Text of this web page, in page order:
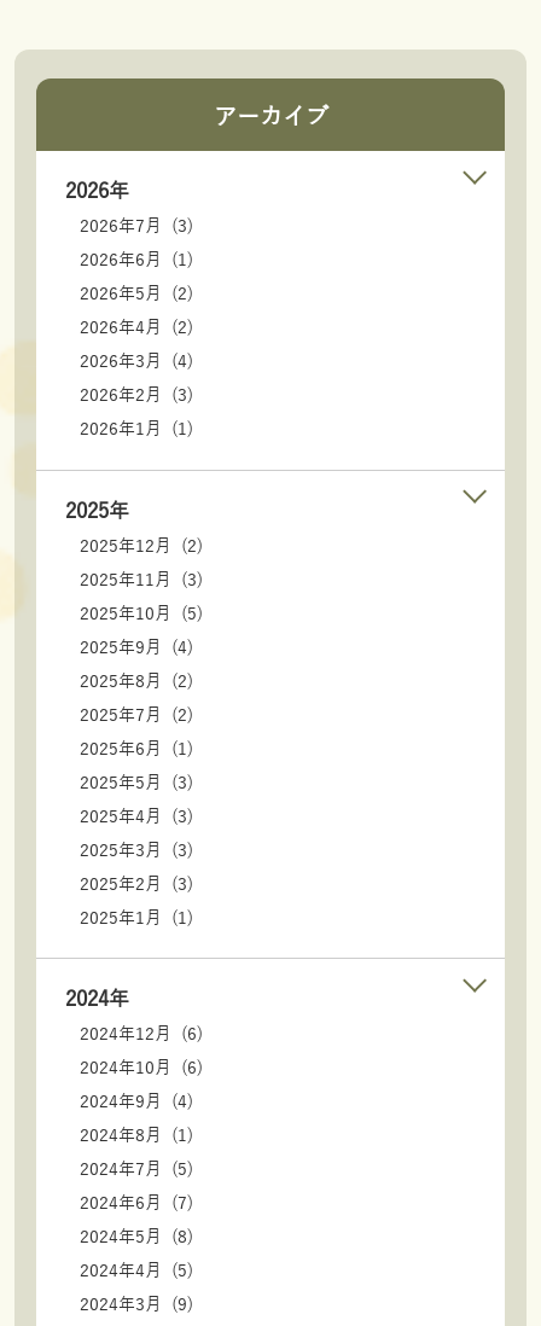
アーカイブ
2026年
2026年7月 (3)
2026年6月 (1)
2026年5月 (2)
2026年4月 (2)
2026年3月 (4)
2026年2月 (3)
2026年1月 (1)
2025年
2025年12月 (2)
2025年11月 (3)
2025年10月 (5)
2025年9月 (4)
2025年8月 (2)
2025年7月 (2)
2025年6月 (1)
2025年5月 (3)
2025年4月 (3)
2025年3月 (3)
2025年2月 (3)
2025年1月 (1)
2024年
2024年12月 (6)
2024年10月 (6)
2024年9月 (4)
2024年8月 (1)
2024年7月 (5)
2024年6月 (7)
2024年5月 (8)
2024年4月 (5)
2024年3月 (9)